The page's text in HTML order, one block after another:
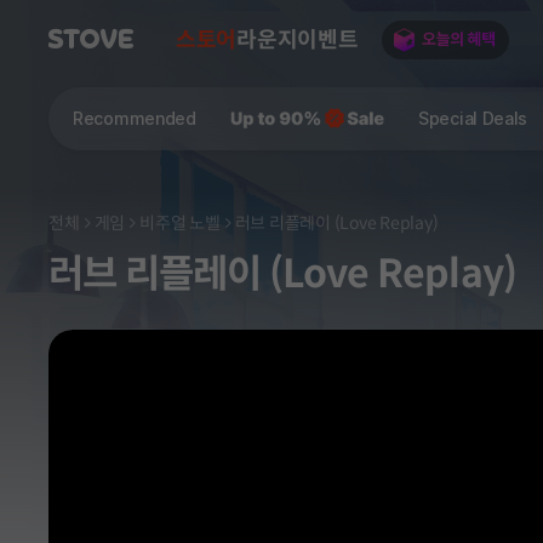
스토어 라운지 이벤트
Recommended Special Deals
전체 게임 비주얼 노벨 러브 리플레이 (Love Replay)
러브 리플레이 (Love Replay)